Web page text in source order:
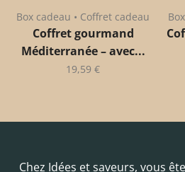
Box cadeau • Coffret cadeau
Coffret gourmand
Méditerranée – avec...
19,59 €
Chez Idées et saveurs, vous